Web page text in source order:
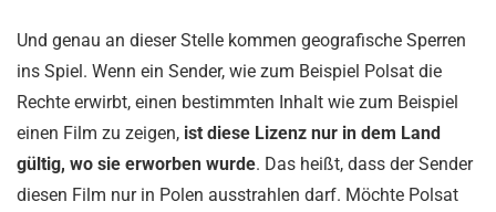
Und genau an dieser Stelle kommen geografische Sperren
ins Spiel. Wenn ein Sender, wie zum Beispiel Polsat die
Rechte erwirbt, einen bestimmten Inhalt wie zum Beispiel
einen Film zu zeigen, ist diese Lizenz nur in dem Land
gültig, wo sie erworben wurde. Das heißt, dass der Sender
diesen Film nur in Polen ausstrahlen darf. Möchte Polsat